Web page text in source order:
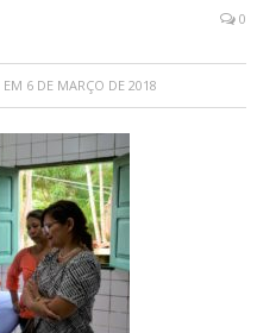
0
EM 6 DE MARÇO DE 2018